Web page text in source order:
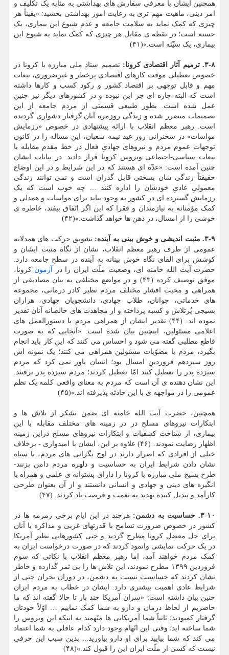
همچنین ایشان با معرفی سفارش های بهداشتی به مثابه یک تکلیف و
امر دینی، ماهیت مهم تری به رعایت امور بهداشتی بخشید: «یقیناً هر
چیزی که کمک نماید به سلامت جامعه و عدم شیوع این بیماری، یک
حسنه است؛ در نقطه ی مقابل هر چیزی که کمک نماید به شیوع این
بیماری، یک سیّئه است.»(۴۱)
۳-۸. ترمیم آثار اقتصادی کرونا :تصمیم ستاد ملی مبارزه با کرونا در
خصوص تعطیلی موقت کارهای اقتصادی پرخطر و غیرضروری، تبعات
مهم و قابل توجهی بر اقتصاد کشور و رکود کسب و کارها داشته
است که البته چاره ای جز این نبوده و در کشورهای دیگر نیز چنین
عمل شده است. بطور طبیعی قسمتی از مردم جامعه از این
تصمیمات متضرر شده و زندگی روزمره آنان گرفتار دشواری گردیده
است. رهبر معظم انقلاب با ارائه پیشنهادی در خصوص «رزمایش
مواسات» در سخنرانی روز عید نیمه شعبان، این مساله را در کانون
توجهات عموم مردم و نیروهای جهادیِ فعال در خط مقدم مقابله با
تبعات سیاسی-اجتماعی ویروس کرونا قرار دادند. در بیانات ایشان
چنین آمده است: «عدّه ای هستند که در این شرایط و در این اوضاع
حقیقتاً زندگی شان بسختی قابل گذران است و نمی توانند زندگی
معمولیِ عادیِ خودشان را اداره کنند … چه خوب است که یک
رزمایش گسترده ای در کشور به وجود بیاید برای مواسات و همدلی و
کمک مؤمنانه به نیازمندان و فقرا که این اگر اتّفاق بیفتد، خاطره ی
خوشی را از امسال، در ذهن ها خواهد گذاشت.»(۴۲)
۳-۹. مثبت اندیشی و خوش بینی به آینده:
تشویق حرکت های همدلانه
عمومی از طرف رهبر معظم انقلاب، نشان از نگاه مثبت ایشان و
کوشش برای القای نگاه خوش بینانه به آینده در سطح جامعه دارد.
حضرت آیت الله خامنه ای، وضعیت ملّت ایران را در آزمون کرونا،
موفق توصیف کرده (۴۳) و در مواضع مختلفی به بیان مصادیقی از
همراهی و محبت اقشار مختلف مردم نظیر کادر درمانی، مجموعه
های خدماتی، جوانان، طلاب جهادی، دانشجویان جهادی، هزاران
بسیجی پُرتلاش و کسبه پرداخته و از مجاهدت های خالصانه آنان تقدیر
نموده اند. (۴۴) تقدیر ایشان از همراهی مردم با دستورالعمل های
اعلامی مسئولین، اینچنین بیان شده است: «آنجایی که به صورت
قاطع مطلبی گفته می شود و احساس می کنند که این کار باید انجام
بگیرد، مردم با مصوّبات مسئولین همراهی می کنند؛ یک نمونه اش
روز سیزدهم فروردینِ امسال بود؛ انسان باور نمی کرد که مردم
سیزده بِدر را تعطیل کنند امّا تعطیل کردند؛ مردم سیزده بِدر نرفتند.
این نشان دهنده ی آن است که مردم به معنای واقعی کلمه یک نظم
عمومی را در مواجهه ی با این حادثه پذیرفته اند.»(۴۵)
همچنین، حضرت آیت الله خامنه ای ضمن تشکر از تلاش ها و
ابتکارات نیروهای مسلح در در زمینه های مختلف مقابله با این
بیماری، از شناخت کشفیات و ابتکارات نیروهای مسلح دراین زمینه
اظهار رضایت نمودند. (۴۶) علاوه بر این، ایشان با امیدواری - برخلاف
خیلی از افرادی که اصرار دارند در اوج نگرانی های مردم، با سیاه
نشان دادن شرایط ایران به حساسیت و دلهره مردم دامن بزنند-
طرح بسیج ملی مبارزه با کرونا را دارای پشتوانه ی علمی و همراه با
انگیزه های دینی و جهادی و انسانی دانستند و از آن بعنوان طرحی
کارآمد و تبدیل کننده تهدید به نعمت و فرصت یاد کردند. (۴۷)
۳-۱۰. حساسیت به دشمن:
هرچند در این ایام برخی زمزمه ها در
کشور در خصوص ضرورت تسامح با قدرتهای غربی و مذاکره با آنان
برای حل معضل کرونا مطرح گردید و حتی کشورهایی نظیر آمریکا
در یک حرکت نمایشی وانمود کردند که در صورت درخواست ایران به
کمک مردم خواهند آمد، اما رهبر معظم انقلاب با نکاتی که سوم
فروردین ۱۳۹۹ مطرح نمودند، این تلاش ها را بی ثمر گذارده و خاطر
نشان کردند که حساسیت نسبت به دشمن، در دوران بحران حتی از
شرایط عادی اهمیت بیشتری دارد. ایشان در خطاب به مردم ایران
چنین بیان داشته است: «سران آمریکا چند بار تا حالا گفته اند که ما
حاضریم از لحاظ درمان و دارو به شما کمک نماییم … اوّلاً خودتان
گرفتار کمبودید؛ ثانیاً شما آمریکایی ها متّهمید به اینکه این ویروس را
شما ساخته اید؛ وقتی این اتّهام وجود دارد کدام عاقلی به شما اعتماد
می کند که شما بیایید برای او دارو بیاورید... بدین سبب این حرفی
نیست که کسی از ملّت ایران این را قبول کند.»(۴۸)